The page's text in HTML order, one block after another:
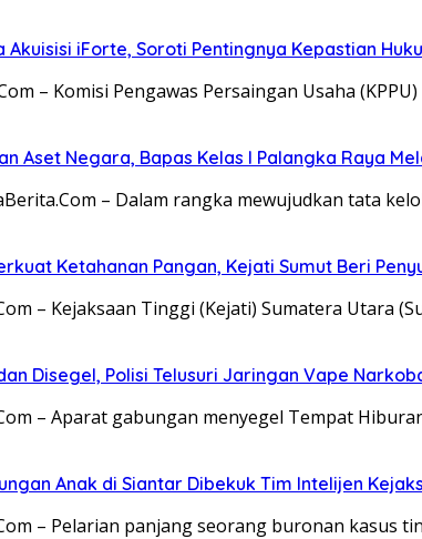
Akuisisi iForte, Soroti Pentingnya Kepastian
– Komisi Pengawas Persaingan Usaha
Aset Negara, Bapas Kelas I Palangka Raya
– Dalam rangka mewujudkan tata
Ketahanan Pangan, Kejati Sumut Beri
– Kejaksaan Tinggi (Kejati) Sumatera Utara
Disegel, Polisi Telusuri Jaringan Vape
– Aparat gabungan menyegel Tempat
Anak di Siantar Dibekuk Tim Intelijen
– Pelarian panjang seorang buronan kasus